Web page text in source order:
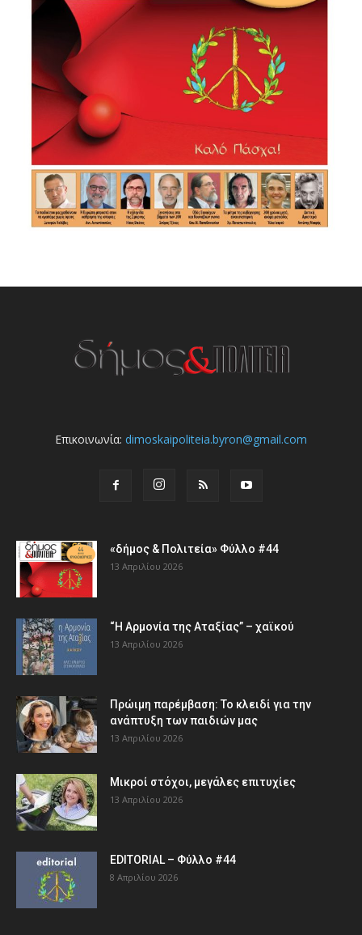
Επικοινωνία: dimoskaipoliteia.byron@gmail.com
«δήμος & Πολιτεία» Φύλλο #44
13 Απριλίου 2026
“Η Αρμονία της Αταξίας” – χαϊκού
13 Απριλίου 2026
Πρώιμη παρέμβαση: Το κλειδί για την
ανάπτυξη των παιδιών µας
13 Απριλίου 2026
Μικροί στόχοι, μεγάλες επιτυχίες
13 Απριλίου 2026
EDITORIAL – Φύλλο #44
8 Απριλίου 2026